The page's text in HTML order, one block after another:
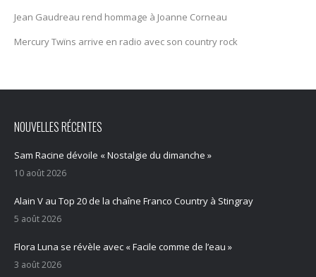
Jean Gaudreau rend hommage à Joanne Corneau
Mercury Twïns arrive en radio avec son country rock
NOUVELLES RÉCENTES
Sam Racine dévoile « Nostalgie du dimanche »
10 août 2026
Alain V au Top 20 de la chaîne Franco Country à Stingray
5 août 2026
Flora Luna se révèle avec « Facile comme de l’eau »
3 août 2026